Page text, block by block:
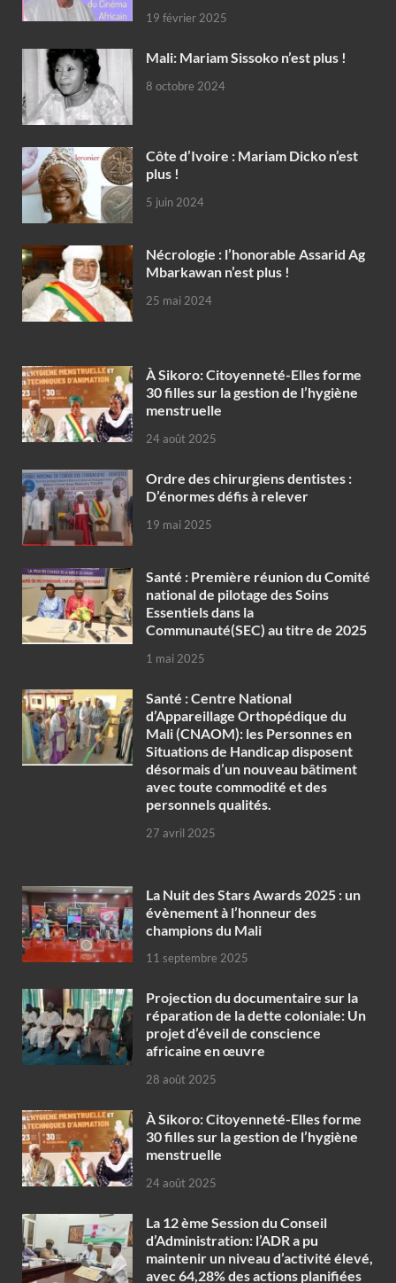
19 février 2025
Mali: Mariam Sissoko n’est plus !
8 octobre 2024
Côte d’Ivoire : Mariam Dicko n’est
plus !
5 juin 2024
Nécrologie : l’honorable Assarid Ag
Mbarkawan n’est plus !
25 mai 2024
À Sikoro: Citoyenneté-Elles forme
30 filles sur la gestion de l’hygiène
menstruelle
24 août 2025
Ordre des chirurgiens dentistes :
D’énormes défis à relever
19 mai 2025
Santé : Première réunion du Comité
national de pilotage des Soins
Essentiels dans la
Communauté(SEC) au titre de 2025
1 mai 2025
Santé : Centre National
d’Appareillage Orthopédique du
Mali (CNAOM): les Personnes en
Situations de Handicap disposent
désormais d’un nouveau bâtiment
avec toute commodité et des
personnels qualités.
27 avril 2025
‎La Nuit des Stars Awards 2025 : un
évènement à l’honneur des
champions du Mali
11 septembre 2025
Projection du documentaire sur la
réparation de la dette coloniale: Un
projet d’éveil de conscience
africaine en œuvre‎
28 août 2025
À Sikoro: Citoyenneté-Elles forme
30 filles sur la gestion de l’hygiène
menstruelle
24 août 2025
La 12 ème Session du Conseil
d’Administration: l’ADR a pu
maintenir un niveau d’activité élevé,
avec 64,28% des actions planifiées